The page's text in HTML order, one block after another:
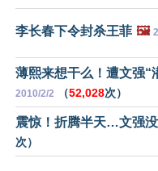
李长春下令封杀王菲 🖼️
薄熙来想干么！遭文强“
2010/2/2 （52,028次）
震惊！折腾半天…文强
次）